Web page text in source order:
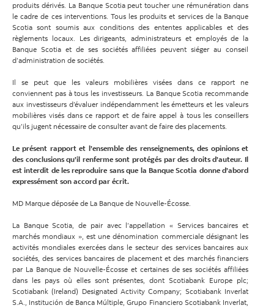
produits dérivés. La Banque Scotia peut toucher une rémunération dans
le cadre de ces interventions. Tous les produits et services de la Banque
Scotia sont soumis aux conditions des ententes applicables et des
règlements locaux. Les dirigeants, administrateurs et employés de la
Banque Scotia et de ses sociétés affiliées peuvent siéger au conseil
d’administration de sociétés.
Il se peut que les valeurs mobilières visées dans ce rapport ne
conviennent pas à tous les investisseurs. La Banque Scotia recommande
aux investisseurs d’évaluer indépendamment les émetteurs et les valeurs
mobilières visés dans ce rapport et de faire appel à tous les conseillers
qu’ils jugent nécessaire de consulter avant de faire des placements.
Le présent rapport et l’ensemble des renseignements, des opinions et
des conclusions qu’il renferme sont protégés par des droits d’auteur. Il
est interdit de les reproduire sans que la Banque Scotia donne d’abord
expressément son accord par écrit.
MD Marque déposée de La Banque de Nouvelle-Écosse.
La Banque Scotia, de pair avec l’appellation « Services bancaires et
marchés mondiaux », est une dénomination commerciale désignant les
activités mondiales exercées dans le secteur des services bancaires aux
sociétés, des services bancaires de placement et des marchés financiers
par La Banque de Nouvelle-Écosse et certaines de ses sociétés affiliées
dans les pays où elles sont présentes, dontScotiabank Europe plc;
Scotiabank (Ireland) Designated Activity Company; Scotiabank Inverlat
S.A., Institución de Banca Múltiple, Grupo Financiero Scotiabank Inverlat,